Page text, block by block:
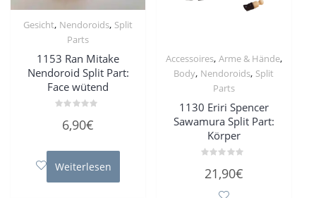
Gesicht, Nendoroids, Split
Parts
1153 Ran Mitake
Nendoroid Split Part:
Face wütend
mit
5
6,90€
Weiterlesen
Accessoires, Arme & Hände,
Body, Nendoroids, Split
Parts
1130 Eriri Spencer
Sawamura Split Part:
Körper
mit
21,90€